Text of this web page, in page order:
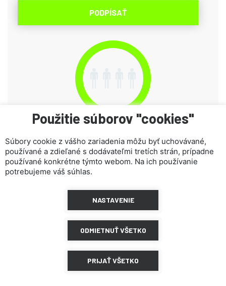
Použitie súborov "cookies"
Súbory cookie z vášho zariadenia môžu byť uchovávané,
používané a zdieľané s dodávateľmi tretích strán, prípadne
používané konkrétne týmto webom. Na ich používanie
potrebujeme váš súhlas.
NASTAVENIE
ODMIETNUŤ VŠETKO
PRIJAŤ VŠETKO
PODPÍSAŤ
Pozri zoznam signatárov
ZDIEĽAŤ NA FACEBOOKU
Petícia bola zverejnená 10.06.2026 a zastrešuje ju Vladimír Ledecký